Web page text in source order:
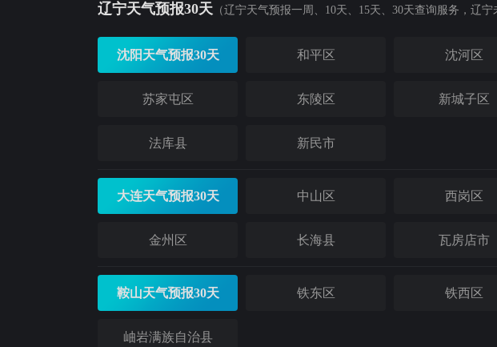
辽宁天气预报30天 （辽宁天气预报一周、10天、15天、30天查询服务，辽宁
沈阳天气预报30天 和平区 沈河区
苏家屯区 东陵区 新城子区
法库县 新民市
大连天气预报30天 中山区 西岗区
金州区 长海县 瓦房店市
鞍山天气预报30天 铁东区 铁西区
岫岩满族自治县